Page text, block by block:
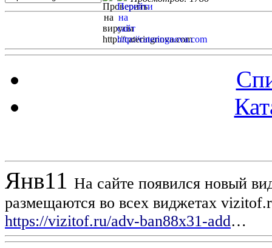
Янв11 На сайте появился новый
размещаются во всех виджетах
https://vizitof.ru/adv-ban88x31-add…